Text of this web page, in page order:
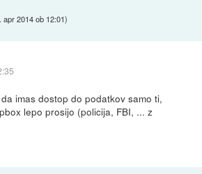
apr 2014 ob 12:01)
imas dostop do podatkov samo ti,
lepo prosijo (policija, FBI, ... z